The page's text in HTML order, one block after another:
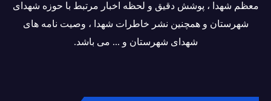
معظم شهدا ، پوشش دقیق و لحظه اخبار مرتبط با حوزه شهدای
شهرستان و همچنین نشر خاطرات شهدا ، وصیت نامه های
شهدای شهرستان و ... می باشد.